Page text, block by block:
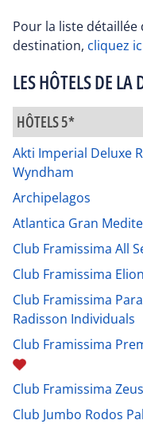
Pour la liste détaillée
destination, cliquez
LES HÔTELS DE
HÔTELS 5*
Akti Imperial Deluxe
Wyndham
Archipelagos
Atlantica Gran
Club Framissima All
Club Framissima
Club Framissima
Radisson Individuals
Club Framissima
Club Framissima
Club Jumbo Rodos